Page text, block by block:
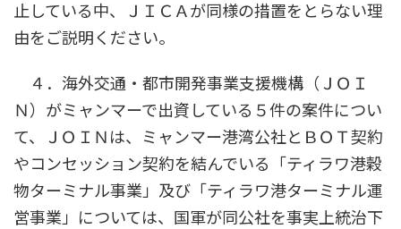
止している中、ＪＩＣＡが同様の措置をとらない理
由をご説明ください。
４．海外交通・都市開発事業支援機構（ＪＯＩ
Ｎ）がミャンマーで出資している５件の案件につい
て、ＪＯＩＮは、ミャンマー港湾公社とＢＯＴ契約
やコンセッション契約を結んでいる「ティラワ港穀
物ターミナル事業」及び「ティラワ港ターミナル運
営事業」については、国軍が同公社を事実上統治下